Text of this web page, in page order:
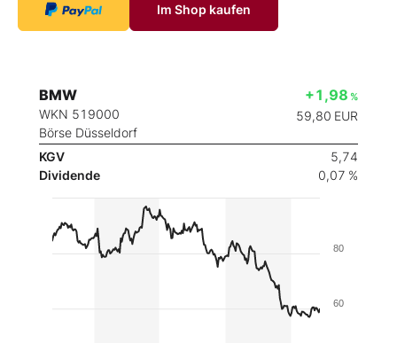
Im Shop kaufen
BMW
WKN 519000
Börse Düsseldorf
+1,98 %
59,80 EUR
KGV
5,74
Dividende
0,07 %
60
80